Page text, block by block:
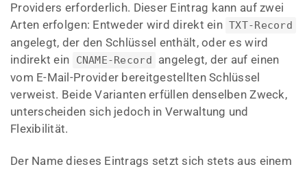
Providers erforderlich. Dieser Eintrag kann auf zwei
Arten erfolgen: Entweder wird direkt ein TXT-Record
angelegt, der den Schlüssel enthält, oder es wird
indirekt ein
CNAME-Record
angelegt, der auf einen
vom E-Mail-Provider bereitgestellten Schlüssel
verweist. Beide Varianten erfüllen denselben Zweck,
unterscheiden sich jedoch in Verwaltung und
Flexibilität.
Der Name dieses Eintrags setzt sich stets aus einem